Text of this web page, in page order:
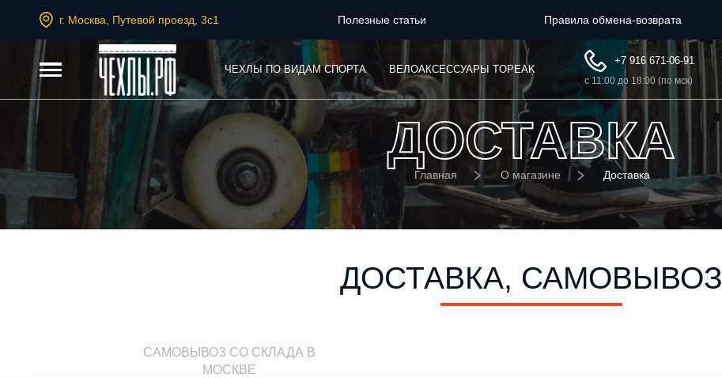
г. Москва, Путевой проезд, 3с1 Полезные статьи Правила обмена-возврата
ЧЕХЛЫ ПО ВИДАМ СПОРТА ВЕЛОАКСЕССУАРЫ TOPEAK
+7 916 671-06-91
с 11:00 до 18:00 (по мск)
ДОСТАВКА
Главная О магазине Доставка
ДОСТАВКА, САМОВЫВОЗ
САМОВЫВОЗ СО СКЛАДА В
МОСКВЕ